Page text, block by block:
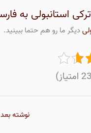
دیگر ما رو هم حتما ببینید.
نوشته